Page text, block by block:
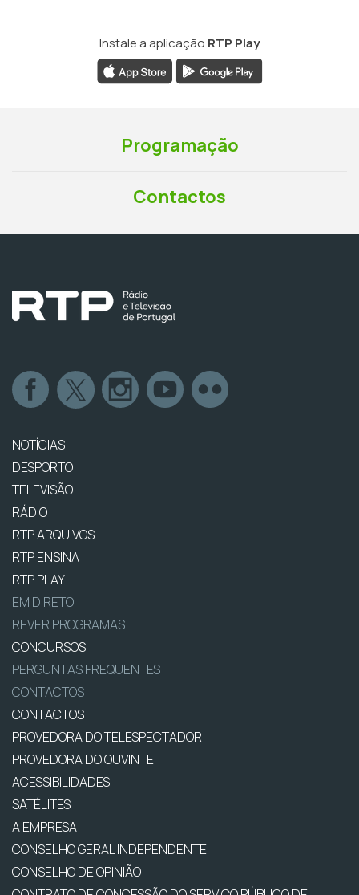
Instale a aplicação RTP Play
Programação
Contactos
NOTÍCIAS
DESPORTO
TELEVISÃO
RÁDIO
RTP ARQUIVOS
RTP ENSINA
RTP PLAY
EM DIRETO
REVER PROGRAMAS
CONCURSOS
PERGUNTAS FREQUENTES
CONTACTOS
CONTACTOS
PROVEDORA DO TELESPECTADOR
PROVEDORA DO OUVINTE
ACESSIBILIDADES
SATÉLITES
A EMPRESA
CONSELHO GERAL INDEPENDENTE
CONSELHO DE OPINIÃO